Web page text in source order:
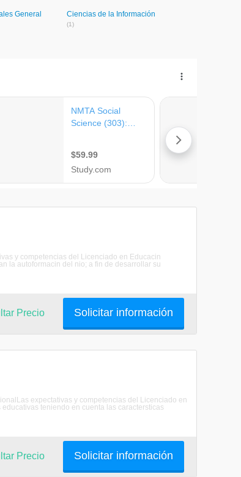
General Ciencias de la Información
(1)
y competencias del Licenciado en Educacin
la autoformacin del nio; a fin de desarrollar su
Solicitar información
Precio
expectativas y competencias del Licenciado en
teniendo en cuenta las caractersticas
Solicitar información
Precio